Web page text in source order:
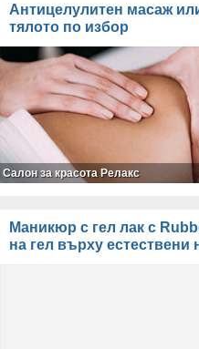
Антицелулитен масаж
тялото по избор
Салон за красота Релакс
Маникюр с гел лак с
на гел върху